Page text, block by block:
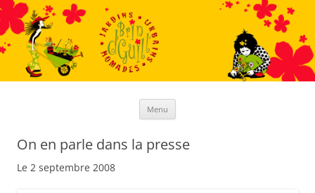
Menu
On en parle dans la presse
Le 2 septembre 2008